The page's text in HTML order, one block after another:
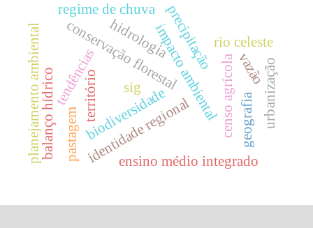
conservação florestalimpacto ambientalcenso agrícola
biodiversidade
rio celeste
tendências
precipitação vazão
balanço hídrico
hidrologia
planejamento ambiental
regime de chuva
território
identidade regional
ensino médio integrado
pastagem
urbanização
geografia
sig